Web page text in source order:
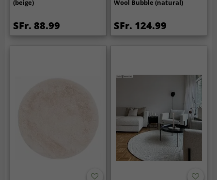
(beige)
SFr. 88.99
Wool Bubble (natural)
SFr. 124.99